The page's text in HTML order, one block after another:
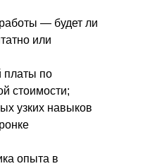
— будет ли
или
платы по
стоимости;
узких навыков
опыта в